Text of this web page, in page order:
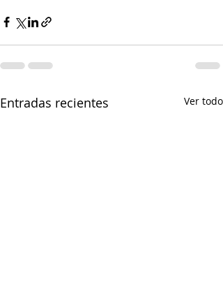
Entradas recientes Ver todo